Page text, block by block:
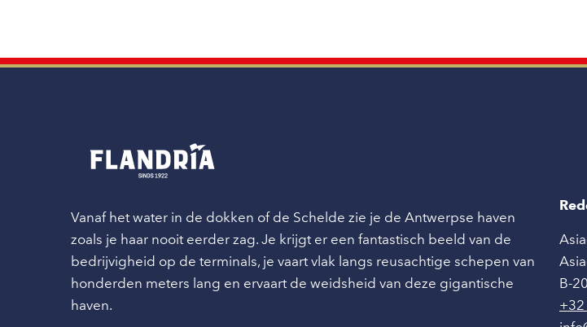
Vanaf het water in de dokken of de Schelde zie je de Antwerpse haven
zoals je haar nooit eerder zag. Je krijgt er een fantastisch beeld van de
bedrijvigheid op de terminals, je vaart vlak langs reusachtige schepen van
honderden meters lang en ervaart de weidsheid van deze gigantische
haven.
B-
+32